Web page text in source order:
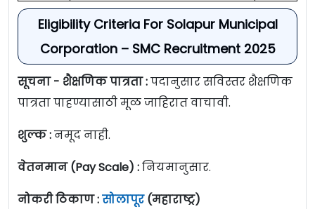
Eligibility Criteria For Solapur Municipal
Corporation – SMC Recruitment 2025
सूचना - शैक्षणिक पात्रता :पदानुसार सविस्तर शैक्षणिक
पात्रता पाहण्यासाठी मूळ जाहिरात वाचावी.
शुल्क :नमूद नाही.
वेतनमान (Pay Scale) :नियमानुसार.
नोकरी ठिकाण :सोलापूर(महाराष्ट्र)